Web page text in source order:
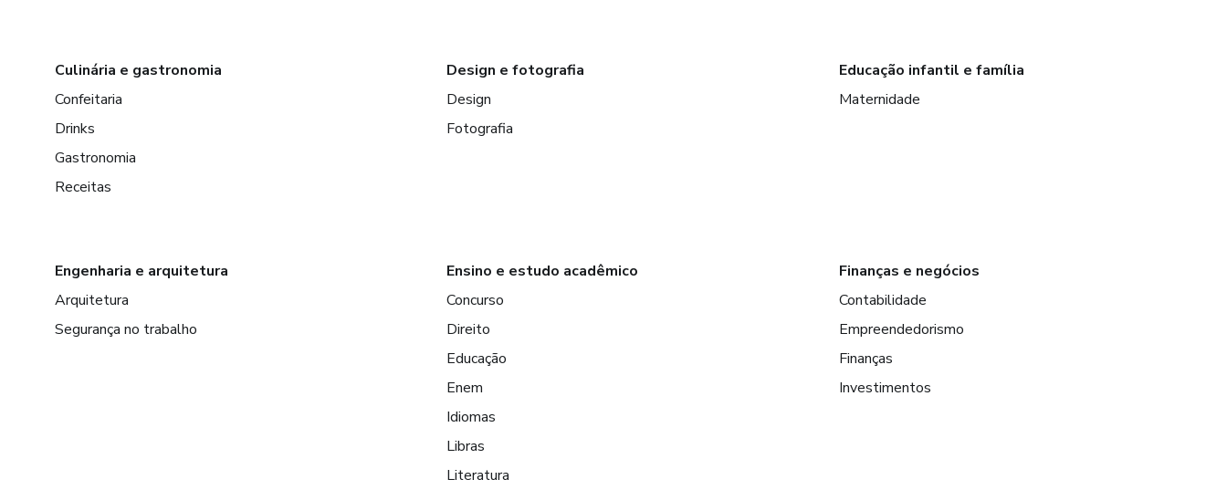
Culinária e gastronomia
Confeitaria
Drinks
Gastronomia
Receitas
Design e fotografia
Design
Fotografia
Educação infantil e família
Maternidade
Engenharia e arquitetura
Arquitetura
Segurança no trabalho
Ensino e estudo acadêmico
Concurso
Direito
Educação
Enem
Idiomas
Libras
Literatura
Finanças e negócios
Contabilidade
Empreendedorismo
Finanças
Investimentos